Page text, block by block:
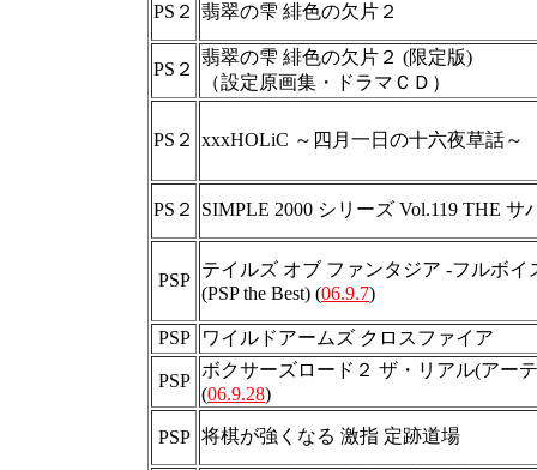
PS２ 翡翠の雫 緋色の欠片２
PS２
翡翠の雫 緋色の欠片２ (限定版)
（設定原画集・ドラマＣＤ）
PS２ xxxHOLiC ～四月一日の十六夜草話～
PS２ SIMPLE 2000 シリーズ Vol.119 THE サ
PSP
テイルズ オブ ファンタジア -フルボイ
(PSP the Best) (06.9.7)
PSP ワイルドアームズ クロスファイア
PSP
ボクサーズロード２ ザ・リアル(アー
(06.9.28)
PSP 将棋が強くなる 激指 定跡道場